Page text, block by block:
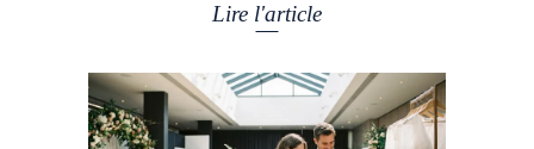
Lire l'article